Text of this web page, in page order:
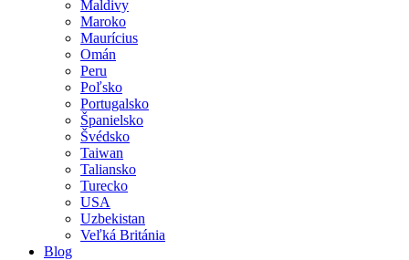
Maldivy
Maroko
Maurícius
Omán
Peru
Poľsko
Portugalsko
Španielsko
Švédsko
Taiwan
Taliansko
Turecko
USA
Uzbekistan
Veľká Británia
Blog